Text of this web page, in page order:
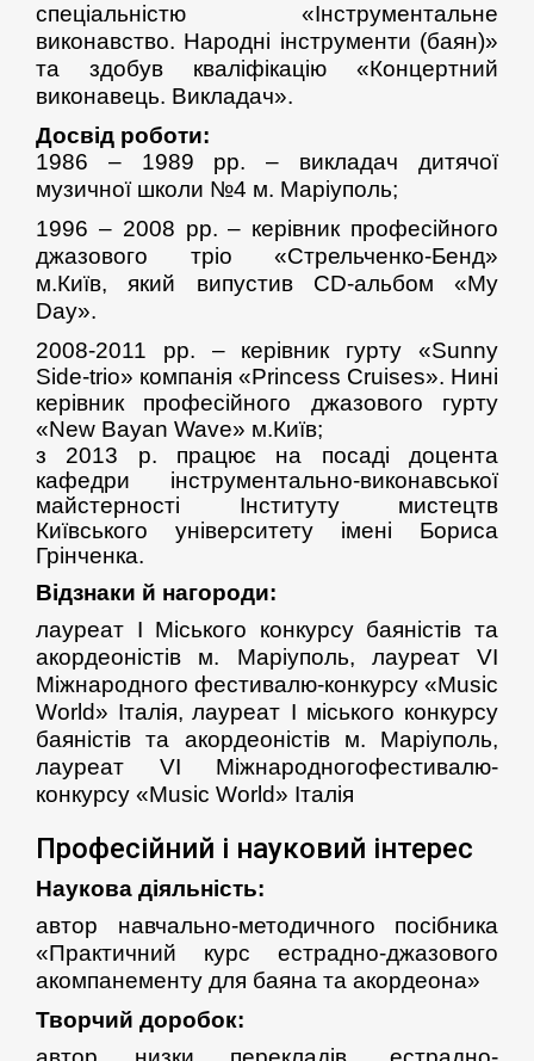
спеціальністю «Інструментальне
виконавство. Народні інструменти (баян)»
та здобув кваліфікацію «Концертний
виконавець. Викладач».
Досвід роботи:
1986 – 1989 рр. – викладач дитячої
музичної школи №4 м. Маріуполь;
1996 – 2008 рр. – керівник професійного
джазового тріо «Стрельченко-Бенд»
м.Київ, який випустив СD-альбом «My
Day».
2008-2011 рр. – керівник гурту «Sunny
Side-trio» компанія «Princess Cruises». Нині
керівник професійного джазового гурту
«New Bayan Wave» м.Київ;
з 2013 р. працює на посаді доцента
кафедри інструментально-виконавської
майстерності Інституту мистецтв
Київського університету імені Бориса
Грінченка.
Відзнаки й нагороди:
лауреат I Міського конкурсу баяністів та
акордеоністів м. Маріуполь, лауреат VI
Міжнародного фестивалю-конкурсу «Music
World» Італія, лауреат І міського конкурсу
баяністів та акордеоністів м. Маріуполь,
лауреат VI Міжнародногофестивалю-
конкурсу «Music World» Італія
Професійний і науковий інтерес
Наукова діяльність:
автор навчально-методичного посібника
«Практичний курс естрадно-джазового
акомпанементу для баяна та акордеона»
Творчий доробок: